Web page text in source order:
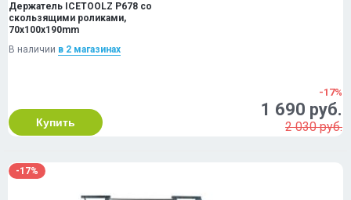
Держатель ICETOOLZ P678 со
скользящими роликами,
70x100x190mm
В наличии в 2 магазинах
Купить
-17%
1 690 руб.
2 030 руб.
-17%